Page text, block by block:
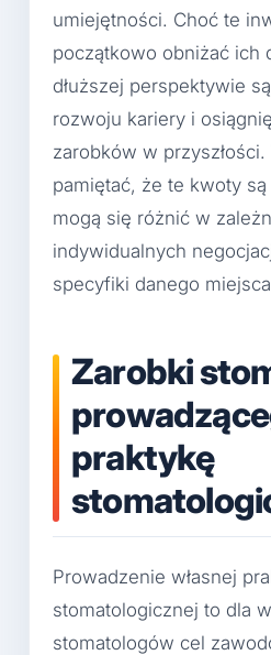
umiejętności. Choć te
początkowo obniżać ich
dłuższej perspektywie
rozwoju kariery i
zarobków w
pamiętać, że te kwoty
mogą się różnić w
indywidualnych
specyfiki danego
Zarobki
praktykę
Prowadzenie własnej
stomatologicznej to dla
stomatologów cel